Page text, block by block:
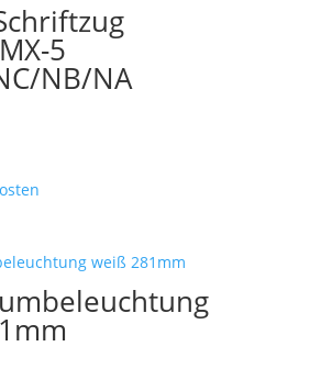
können
auf
der
5
NB/NA
Optionen
können